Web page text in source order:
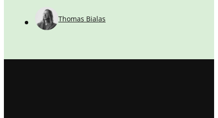
Thomas Bialas